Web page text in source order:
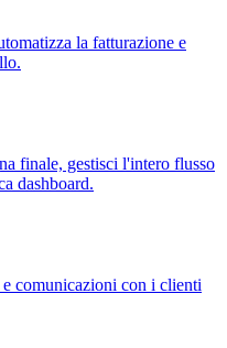
la fatturazione e
finale, gestisci l'intero flusso
dashboard.
comunicazioni con i clienti